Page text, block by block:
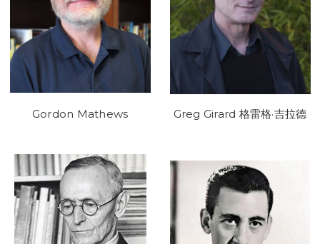
Gordon Mathews Greg Girard 格雷格·吉拉德